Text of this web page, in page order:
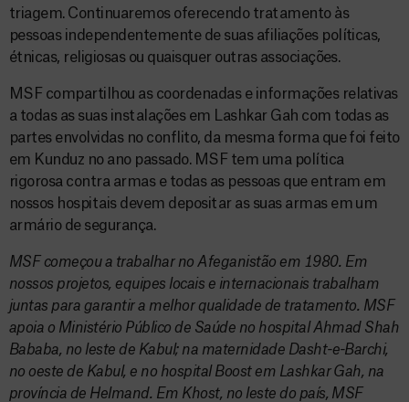
triagem. Continuaremos oferecendo tratamento às
pessoas independentemente de suas afiliações políticas,
étnicas, religiosas ou quaisquer outras associações.
MSF compartilhou as coordenadas e informações relativas
a todas as suas instalações em Lashkar Gah com todas as
partes envolvidas no conflito, da mesma forma que foi feito
em Kunduz no ano passado. MSF tem uma política
rigorosa contra armas e todas as pessoas que entram em
nossos hospitais devem depositar as suas armas em um
armário de segurança.
MSF começou a trabalhar no Afeganistão em 1980. Em
nossos projetos, equipes locais e internacionais trabalham
juntas para garantir a melhor qualidade de tratamento. MSF
apoia o Ministério Público de Saúde no hospital Ahmad Shah
Bababa, no leste de Kabul; na maternidade Dasht-e-Barchi,
no oeste de Kabul, e no hospital Boost em Lashkar Gah, na
província de Helmand. Em Khost, no leste do país, MSF